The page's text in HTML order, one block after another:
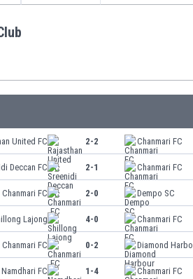
United FC 2-2 Chanmari FC
Deccan FC 2-1 Chanmari FC
Chanmari FC 2-0 Dempo SC
Lajong 4-0 Chanmari FC
Chanmari FC 0-2 Diamond
Namdhari FC 1-4 Chanmari FC